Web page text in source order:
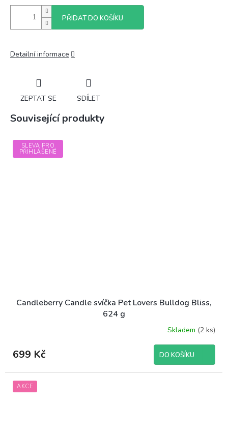
PŘIDAT DO KOŠÍKU
Detailní informace
ZEPTAT SE SDÍLET
Související produkty
SLEVA PRO
PŘIHLÁŠENÉ
Candleberry Candle svíčka Pet Lovers Bulldog Bliss,
624 g
Skladem (2 ks)
699 Kč DO KOŠÍKU
AKCE